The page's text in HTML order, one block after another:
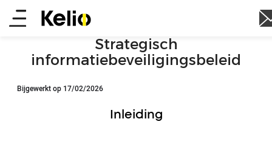
Skip
Main
Strategisch
informatiebeveiligingsbeleid
Bijgewerkt op 17/02/2026
Inleiding